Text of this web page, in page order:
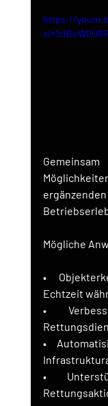
https://
Mögliche
•
Echtzeit
•
•
•